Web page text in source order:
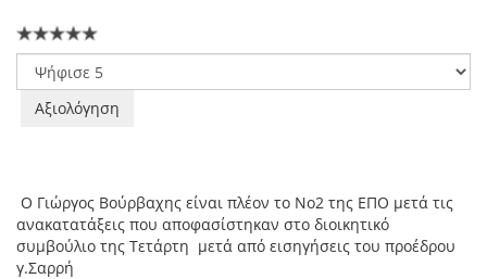
Παρακαλώ
αξιολογήστε
Ο Γιώργος Βούρβαχης είναι πλέον το Νο2 της ΕΠΟ μετά τις
ανακατατάξεις που αποφασίστηκαν στο διοικητικό
συμβούλιο της Τετάρτη μετά από εισηγήσεις του προέδρου
γ.Σαρρή